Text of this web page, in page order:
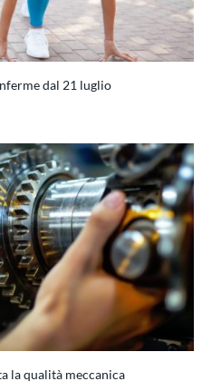
dal 21 luglio
la qualità meccanica